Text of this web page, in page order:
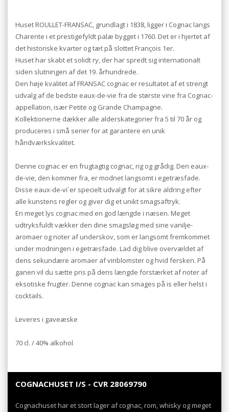
Huset ROULLET-FRANSAC, grundlagt i 1838, ligger i Cognac langs
Charente i et prestigefyldt palæ bygget i 1760. Det er i hjertet af
det historiske kvarter og tæt på slottet François 1er.
Huset har skabt et solidt ry, der har spredt sig internationalt
siden slutningen af det 19. århundrede.
Den høje kvalitet af FRANSAC cognac er resultatet af et strengt
udvalg af de bedste eaux-de-vie fra de største vine fra Cognac-
appellation, især Petite og Grande Champagne.
Kollektionerne dækker alle alderskategorier fra 5 til 70 år og
produceres i små serier for at garantere en unik
håndværkskvalitet.
Denne cognac er en frugtagtig cognac, rig og grådig. Den eaux-
de-vie, den kommer fra, er modnet langsomt i egetræsfade.
Disse eaux-de-vi´er specielt udvalgt for at sikre aldring efter
alle kunstens regler og giver dig et unikt smagsaftryk.
En meget lys cognac med en god længde i næsen. Meget
udtryksfuldt vækker den dine smagsløg med sine vanilje-
aromaer og noter af underskov, som er langsomt fremkommet
under modningen i egetræsfade. Lad dig blive overvældet af
dens sekundære aromaer af vinblomster og hvid fersken. På
ganen vil du sætte pris på dens længde forstærket af noter af
eksotiske frugter. Denne cognac kan smages på is eller helst i
cocktails.
Leveres i gaveæske
70 cl. / 40% alkohol
COGNACHUSET I/S - CVR 28069790
Cognachuset har et stort lager af cognac, rom, whisky og meget